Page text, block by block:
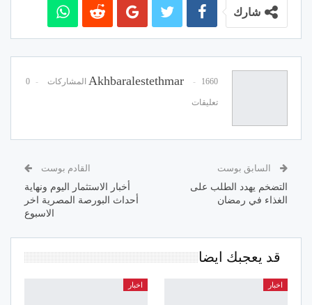
شارك
Akhbaralestethmar 1660 المشاركات 0
تعليقات
السابق بوست
التضخم يهدد الطلب على
الغذاء في رمضان
القادم بوست
أخبار الاستثمار اليوم ونهاية
أحداث البورصة المصرية اخر
الاسبوع
قد يعجبك ايضا
اخبار اخبار